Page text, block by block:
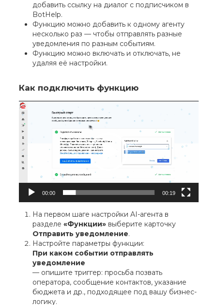
добавить ссылку на диалог с подписчиком в
BotHelp.
Функцию можно добавить к одному агенту
несколько раз — чтобы отправлять разные
уведомления по разным событиям.
Функцию можно включать и отключать, не
удаляя её настройки.
Как подключить функцию
В
и
д
е
о
п
л
е
00:00 00:19
На первом шаге настройки AI-агента в
разделе «Функции»выберите карточку
Отправить уведомление.
Настройте параметры функции:
При каком событии отправлять
уведомление
— опишите триггер: просьба позвать
оператора, сообщение контактов, указание
бюджета и др., подходящее под вашу бизнес-
логику.